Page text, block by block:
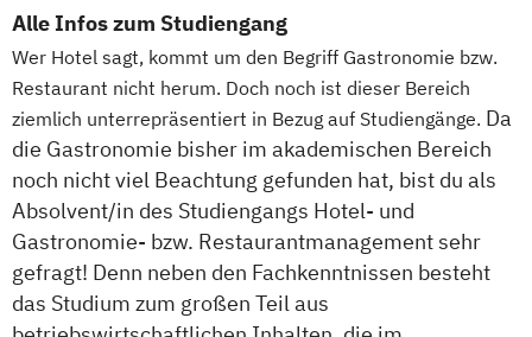
Alle Infos zum Studiengang
Wer Hotel sagt, kommt um den Begriff Gastronomie bzw.
Restaurant nicht herum. Doch noch ist dieser Bereich
ziemlich unterrepräsentiert in Bezug auf Studiengänge. Da
die Gastronomie bisher im akademischen Bereich
noch nicht viel Beachtung gefunden hat, bist du als
Absolvent/in des Studiengangs Hotel- und
Gastronomie- bzw. Restaurantmanagement sehr
gefragt! Denn neben den Fachkenntnissen besteht
das Studium zum großen Teil aus